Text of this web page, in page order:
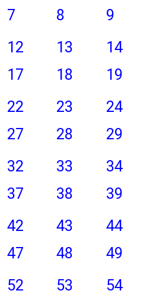
7 8
9
12 13
14
17 18
19
22 23
24
27 28
29
32 33
34
37 38
39
42 43
44
47 48
49
52 53
54